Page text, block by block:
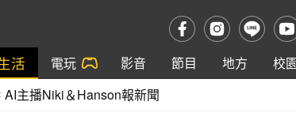
活 電玩 影音 節目 地方
校
AI主播Niki＆Hanson報新聞